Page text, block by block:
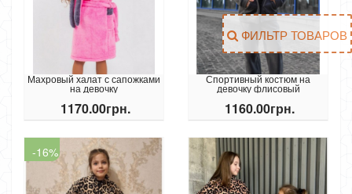
ФИЛЬТР ТОВАРОВ
Махровый халат с сапожками
на девочку
1170.00грн.
Спортивный костюм на
девочку флисовый
1160.00грн.
-16%